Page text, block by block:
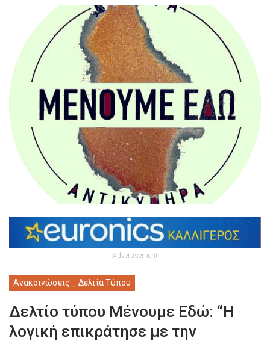
Advertisement
Ανακοινώσεις _ Δελτία Τύπου
Δελτίο τύπου Μένουμε Εδώ: “Η
λογική επικράτησε με την